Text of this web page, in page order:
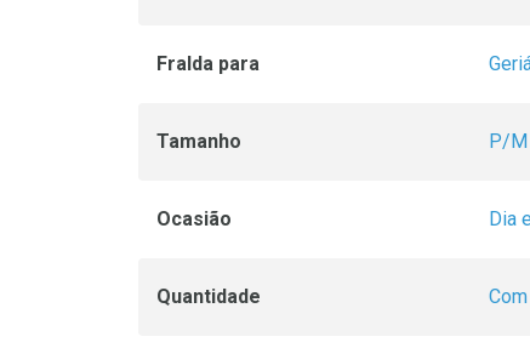
Fralda para
Tamanho P/M
Ocasião Dia
Quantidade